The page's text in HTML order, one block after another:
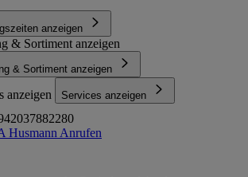
anzeigen
& Sortiment anzeigen
& Sortiment anzeigen
anzeigen Services anzeigen
Husmann Anrufen